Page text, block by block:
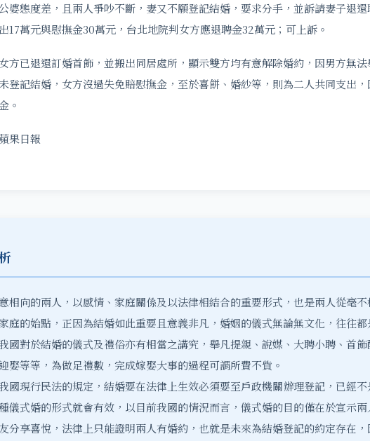
婆態度差，且兩人爭吵不斷，妻又不願登記結婚，要求分手，並訴請妻子退
17萬元與慰撫金30萬元，台北地院判女方應退聘金32萬元；可上訴。
方已退還訂婚首飾，並搬出同居處所，顯示雙方均有意解除婚約，因男方無法
登記結婚，女方沒過失免賠慰撫金，至於喜餅、婚紗等，則為二人共同支出，
。
果日報
相向的兩人，以感情、家庭關係及以法律相結合的重要形式，也是兩人從毫不
庭的始點，正因為結婚如此重要且意義非凡，婚姻的儀式無論無文化，往往都
國對於結婚的儀式及禮俗亦有相當之講究，舉凡提親、說媒、大聘小聘、首飾
娶等等，為做足禮數，完成嫁娶大事的過程可謂所費不貲。
國現行民法的規定，結婚要在法律上生效必須要至戶政機關辦理登記，已經不
儀式婚的形式就會有效，以目前我國的情況而言，儀式婚的目的僅在於宣示
分享喜悅，法律上只能證明兩人有婚約，也就是未來為結婚登記的約定存在，